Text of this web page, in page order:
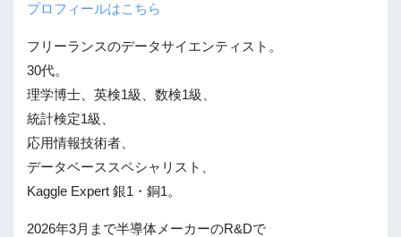
プロフィールはこちら
フリーランスのデータサイエンティスト。
30代。
理学博士、英検1級、数検1級、
統計検定1級、
応用情報技術者、
データベーススペシャリスト、
Kaggle Expert 銀1・銅1。
2026年3月まで半導体メーカーのR&Dで